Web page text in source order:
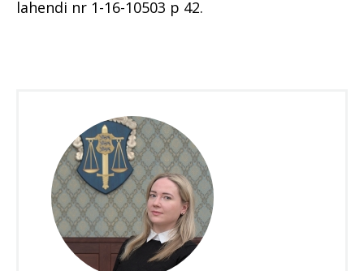
lahendi nr 1-16-10503 p 42.